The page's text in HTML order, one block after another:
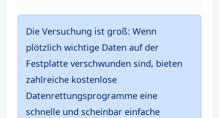
Die Versuchung ist groß: Wenn
plötzlich wichtige Daten auf der
Festplatte verschwunden sind, bieten
zahlreiche kostenlose
Datenrettungsprogramme eine
schnelle und scheinbar einfache